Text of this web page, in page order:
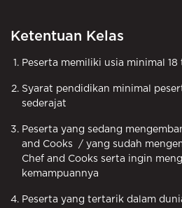
Ketentuan Kelas
Peserta memiliki usia minimal 18
Syarat pendidikan minimal
sederajat
Peserta yang sedang
and Cooks / yang sudah
Chef and Cooks serta ingin
kemampuannya
Peserta yang tertarik dalam